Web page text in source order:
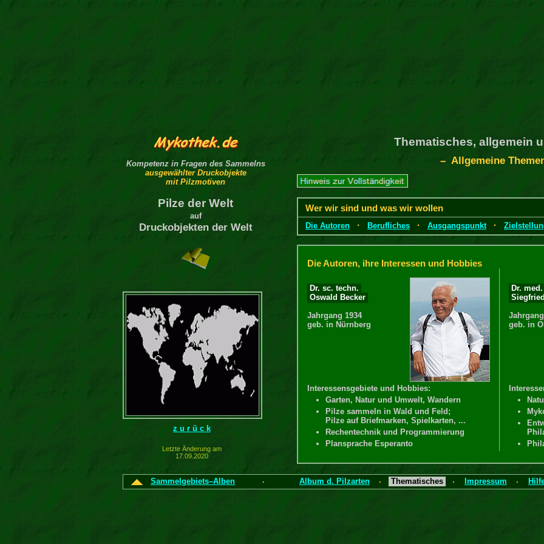
Kompetenz in Fragen des Sammelns
ausgewählter Druckobjekte
mit Pilzmotiven
Pilze der Welt
auf
Druckobjekten der Welt
z u r ü c k
Letzte Änderung am
17.09.2020
Thematisches, allgemein
– Allgemeine
Wer wir sind und was wir wollen
Die Autoren · Berufliches · Ausgangspunkt·
Die Autoren, ihre Interessen und Hobbies
Dr. sc. techn.
Oswald Becker
Jahrgang 1934
geb. in Nürnberg
Interessensgebiete und Hobbies:
Garten, Natur und Umwelt, Wandern
Pilze sammeln in Wald und Feld;
Pilze auf Briefmarken, Spielkarten, ...
Rechentechnik und Programmierung
Plansprache Esperanto
Dr. med.
geb. in
Dr. sc. techn. Oswald Becker
Dr.
Sammelgebiets–Alben · Album d. Pilzarten · Thematisches · Impressum ·